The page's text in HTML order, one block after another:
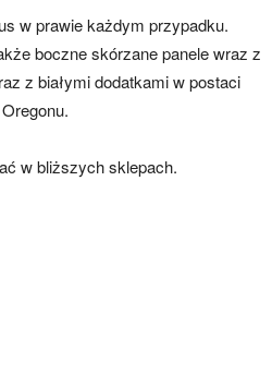
w prawie każdym przypadku.
boczne skórzane panele wraz z
z białymi dodatkami w postaci
w bliższych sklepach.